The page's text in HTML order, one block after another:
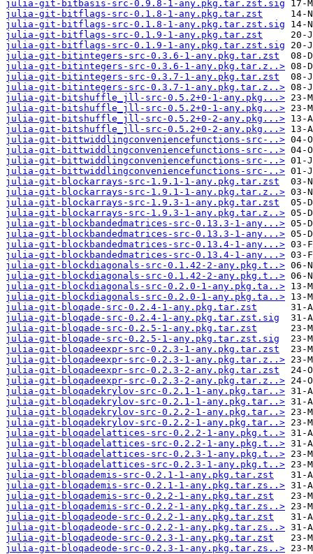
julia-git-bitbasis-src-0.9.8-1-any.pkg.tar.zst.sig
julia-git-bitflags-src-0.1.8-1-any.pkg.tar.zst
julia-git-bitflags-src-0.1.8-1-any.pkg.tar.zst.sig
julia-git-bitflags-src-0.1.9-1-any.pkg.tar.zst
julia-git-bitflags-src-0.1.9-1-any.pkg.tar.zst.sig
julia-git-bitintegers-src-0.3.6-1-any.pkg.tar.zst
julia-git-bitintegers-src-0.3.6-1-any.pkg.tar.z..>
julia-git-bitintegers-src-0.3.7-1-any.pkg.tar.zst
julia-git-bitintegers-src-0.3.7-1-any.pkg.tar.z..>
julia-git-bitshuffle_jll-src-0.5.2+0-1-any.pkg...>
julia-git-bitshuffle_jll-src-0.5.2+0-1-any.pkg...>
julia-git-bitshuffle_jll-src-0.5.2+0-2-any.pkg...>
julia-git-bitshuffle_jll-src-0.5.2+0-2-any.pkg...>
julia-git-bittwiddlingconveniencefunctions-src-..>
julia-git-bittwiddlingconveniencefunctions-src-..>
julia-git-bittwiddlingconveniencefunctions-src-..>
julia-git-bittwiddlingconveniencefunctions-src-..>
julia-git-blockarrays-src-1.9.1-1-any.pkg.tar.zst
julia-git-blockarrays-src-1.9.1-1-any.pkg.tar.z..>
julia-git-blockarrays-src-1.9.3-1-any.pkg.tar.zst
julia-git-blockarrays-src-1.9.3-1-any.pkg.tar.z..>
julia-git-blockbandedmatrices-src-0.13.3-1-any...>
julia-git-blockbandedmatrices-src-0.13.3-1-any...>
julia-git-blockbandedmatrices-src-0.13.4-1-any...>
julia-git-blockbandedmatrices-src-0.13.4-1-any...>
julia-git-blockdiagonals-src-0.1.42-2-any.pkg.t..>
julia-git-blockdiagonals-src-0.1.42-2-any.pkg.t..>
julia-git-blockdiagonals-src-0.2.0-1-any.pkg.ta..>
julia-git-blockdiagonals-src-0.2.0-1-any.pkg.ta..>
julia-git-bloqade-src-0.2.4-1-any.pkg.tar.zst
julia-git-bloqade-src-0.2.4-1-any.pkg.tar.zst.sig
julia-git-bloqade-src-0.2.5-1-any.pkg.tar.zst
julia-git-bloqade-src-0.2.5-1-any.pkg.tar.zst.sig
julia-git-bloqadeexpr-src-0.2.3-1-any.pkg.tar.zst
julia-git-bloqadeexpr-src-0.2.3-1-any.pkg.tar.z..>
julia-git-bloqadeexpr-src-0.2.3-2-any.pkg.tar.zst
julia-git-bloqadeexpr-src-0.2.3-2-any.pkg.tar.z..>
julia-git-bloqadekrylov-src-0.2.1-1-any.pkg.tar..>
julia-git-bloqadekrylov-src-0.2.1-1-any.pkg.tar..>
julia-git-bloqadekrylov-src-0.2.2-1-any.pkg.tar..>
julia-git-bloqadekrylov-src-0.2.2-1-any.pkg.tar..>
julia-git-bloqadelattices-src-0.2.2-1-any.pkg.t..>
julia-git-bloqadelattices-src-0.2.2-1-any.pkg.t..>
julia-git-bloqadelattices-src-0.2.3-1-any.pkg.t..>
julia-git-bloqadelattices-src-0.2.3-1-any.pkg.t..>
julia-git-bloqademis-src-0.2.1-1-any.pkg.tar.zst
julia-git-bloqademis-src-0.2.1-1-any.pkg.tar.zs..>
julia-git-bloqademis-src-0.2.2-1-any.pkg.tar.zst
julia-git-bloqademis-src-0.2.2-1-any.pkg.tar.zs..>
julia-git-bloqadeode-src-0.2.2-1-any.pkg.tar.zst
julia-git-bloqadeode-src-0.2.2-1-any.pkg.tar.zs..>
julia-git-bloqadeode-src-0.2.3-1-any.pkg.tar.zst
julia-git-bloqadeode-src-0.2.3-1-any.pkg.tar.zs..>